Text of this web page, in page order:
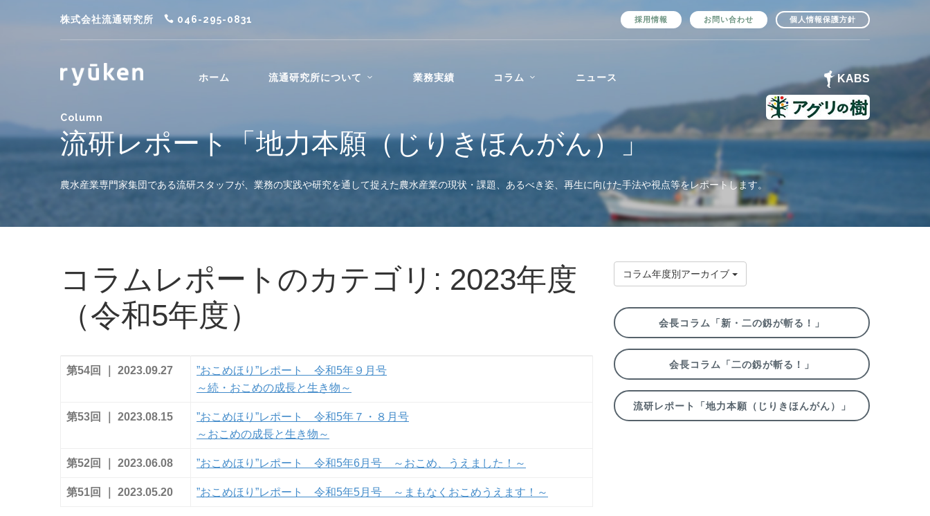
株式会社流通研究所 046-295-0831 採用情報 お問い合わせ 個人情報保護方針
ホーム 流通研究所について 業務実績 コラム ニュース KABS
Column
流研レポート「地力本願（じりきほんがん）」
農水産業専門家集団である流研スタッフが、業務の実践や研究を通して捉えた農水産業の現状・課題、あるべき姿、再生に向けた手法や視点等をレポートします。
コラムレポートのカテゴリ: 2023年度
（令和5年度）
第54回 ｜ 2023.09.27
”おこめほり”レポート 令和5年９月号
～続・おこめの成長と生き物～
第53回 ｜ 2023.08.15
”おこめほり”レポート 令和5年７・８月号
～おこめの成長と生き物～
第52回 ｜ 2023.06.08 ”おこめほり”レポート 令和5年6月号 ～おこめ、うえました！～
第51回 ｜ 2023.05.20 ”おこめほり”レポート 令和5年5月号 ～まもなくおこめうえます！～
コラム年度別アーカイブ
会長コラム「新・二の釼が斬る！」
会長コラム「二の釼が斬る！」
流研レポート「地力本願（じりきほんがん）」